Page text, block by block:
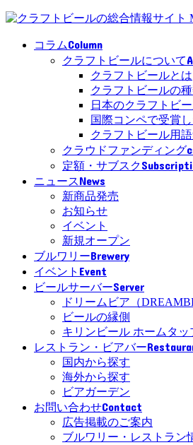
コラムColumn
クラフトビールについて
クラフトビールとは
クラフトビールの
日本のクラフトビ
国際コンペで受賞
クラフトビール用
クラウドファンディング
定額・サブスク
ニュースNews
新商品発売
お知らせ
イベント
新規オープン
ブルワリーBrewery
イベント Event
ビールサーバーServer
ドリームビア（
ビールの縁側
キリンビール ホームタッ
レストラン・ビアバー
国内から探す
海外から探す
ビアガーデン
お問い合わせContact
広告掲載のご案内
ブルワリー・レストラン